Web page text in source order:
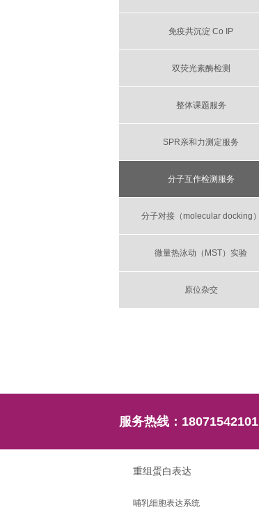
免疫共沉淀 Co IP
双荧光素酶检测
整体课题服务
SPR亲和力测定服务
分子互作检测服务
分子对接（molecular docking）
微量热泳动（MST）实验
原位杂交
服务热线： 18071542101
重组蛋白表达
哺乳细胞表达系统